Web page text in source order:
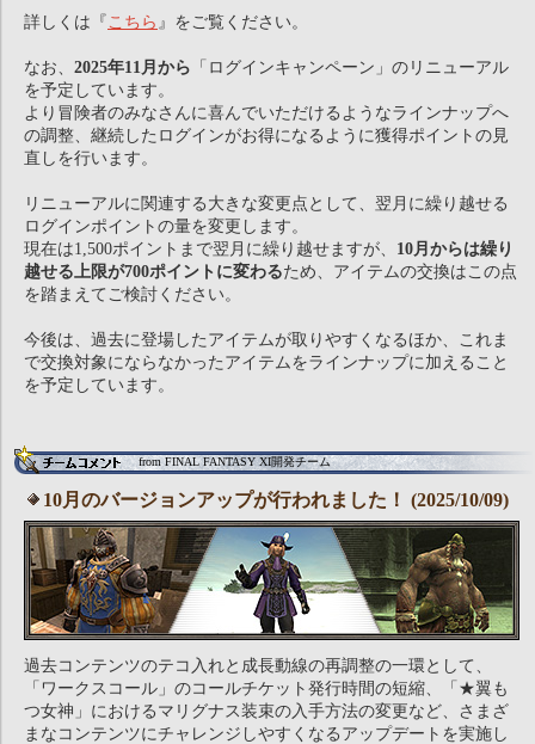
詳しくは『 こちら 』をご覧ください。
なお、 2025年11月から 「ログインキャンペーン」のリニューアル
を予定しています。
より冒険者のみなさんに喜んでいただけるようなラインナップへ
の調整、継続したログインがお得になるように獲得ポイントの見
直しを行います。
リニューアルに関連する大きな変更点として、翌月に繰り越せる
ログインポイントの量を変更します。
現在は1,500ポイントまで翌月に繰り越せますが、 10月からは繰り
越せる上限が700ポイントに変わるため、アイテムの交換はこの点
を踏まえてご検討ください。
今後は、過去に登場したアイテムが取りやすくなるほか、これま
で交換対象にならなかったアイテムをラインナップに加えること
を予定しています。
from FINAL FANTASY XI開発チーム
10月のバージョンアップが行われました！ (2025/10/09)
過去コンテンツのテコ入れと成長動線の再調整の一環として、
「ワークスコール」のコールチケット発行時間の短縮、「★翼も
つ女神」におけるマリグナス装束の入手方法の変更など、さまざ
まなコンテンツにチャレンジしやすくなるアップデートを実施し